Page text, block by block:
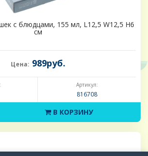
с блюдцами, 155 мл, L12,5 W12,5 H6
см
Цена: 989руб.
Артикул:
816708
В КОРЗИНУ